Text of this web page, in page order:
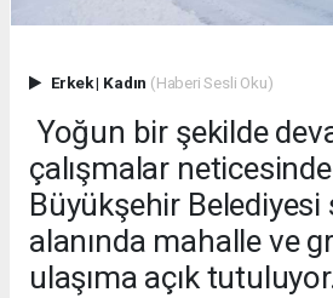
Erkek| Kadın (Haberi Sesli Oku)
Yoğun bir şekilde
çalışmalar
Büyükşehir
alanında mahalle ve
ulaşıma açık